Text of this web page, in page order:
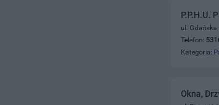
P.P.H.U.
ul. Gdańska
Telefon:
Kategoria:
Okna,